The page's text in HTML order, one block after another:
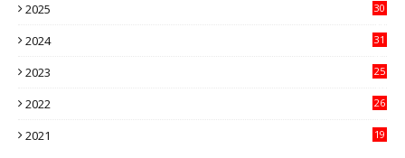
2025
30
2024
31
2023
25
2022
26
2021
19